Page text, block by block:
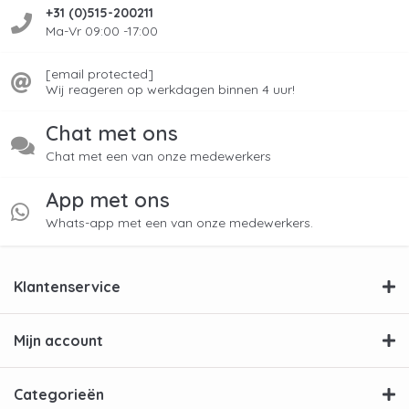
hardnekkige vlekken en een microglasvezel
Reiniger– polijst de glasplaat en laat een
vervuiling.
3) AEG Reinigingscrème voor kookplaat - Vitro
Universeel te gebruiken. Reinigingscrème voor
kookplaten, maakt schoon, polijst en beschermt
Instructies: zo maak je je
inductieplaat veilig schoon
Inductiekookplaat reinigen in 4 stappen:
Gebruik bijvoorbeeld de
+31 (0)515-200211
Ma-Vr 09:00 -17:00
[email protected]
Wij reageren op werkdagen binnen 4 uur!
Chat met ons
Chat met een van onze medewerkers
App met ons
Whats-app met een van onze medewerkers.
Klantenservice
Mijn account
Categorieën